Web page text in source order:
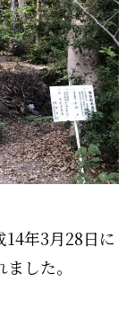
年3月28日に
した。